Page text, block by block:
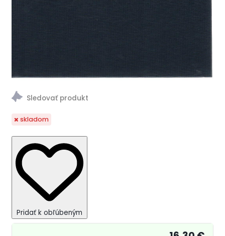
skladom
Pridať k obľúbeným